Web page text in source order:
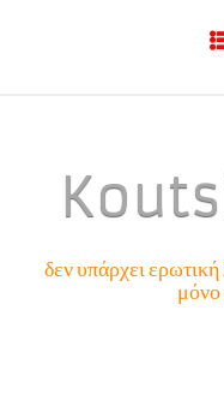
δεν υπάρχει
μόνο